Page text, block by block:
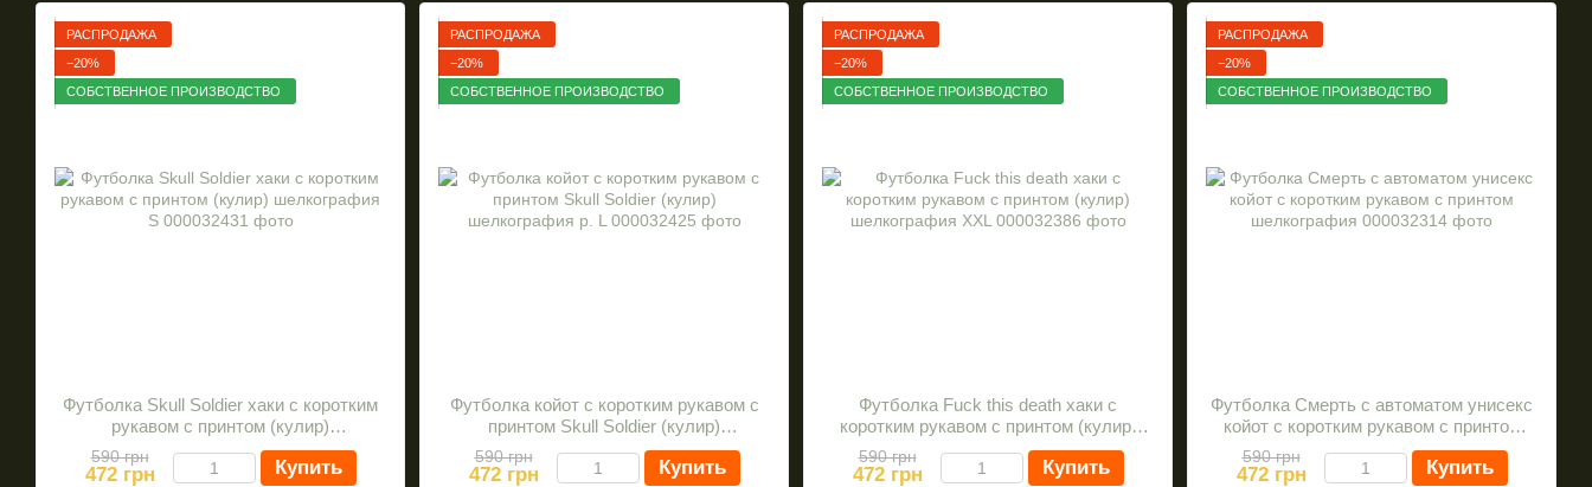
РАСПРОДАЖА
−20%
СОБСТВЕННОЕ ПРОИЗВОДСТВО
Футболка Skull Soldier хаки с коротким
рукавом с принтом (кулир)
шелкография S
590 грн
472 грн Купить
РАСПРОДАЖА
−20%
СОБСТВЕННОЕ ПРОИЗВОДСТВО
Футболка койот с коротким рукавом с
принтом Skull Soldier (кулир)
шелкография р. L
590 грн
472 грн Купить
РАСПРОДАЖА
−20%
СОБСТВЕННОЕ ПРОИЗВОДСТВО
Футболка Fuck this death хаки с
коротким рукавом с принтом (кулир)
шелкография XXL
590 грн
472 грн Купить
РАСПРОДАЖА
−20%
СОБСТВЕННОЕ ПРОИЗВОДСТВО
Футболка Смерть с автоматом унисекс
койот с коротким рукавом с принтом
шелкография
590 грн
472 грн Купить